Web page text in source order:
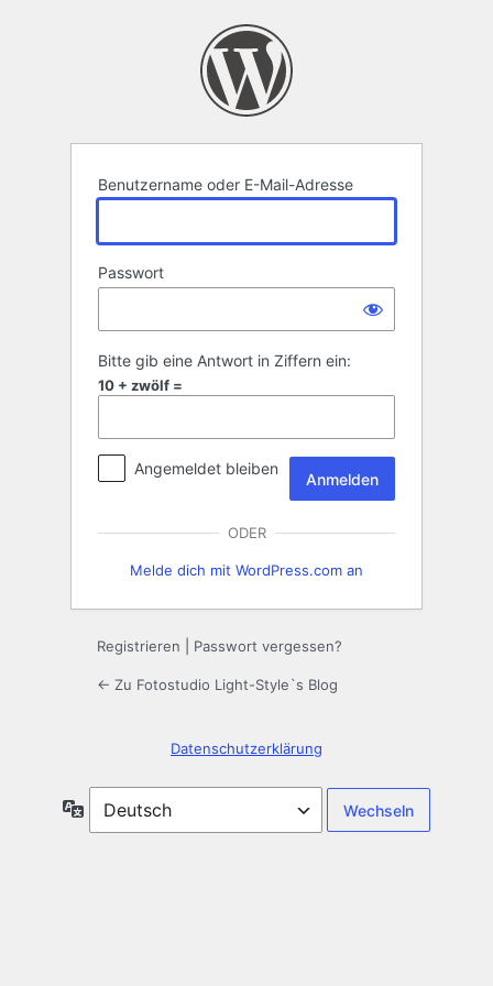
Benutzername oder E-Mail-Adresse
Passwort
Bitte gib eine Antwort in Ziffern ein:
10 + zwölf =
Angemeldet bleiben
ODER
Melde dich mit WordPress.com an
Registrieren Passwort vergessen?
← Zu Fotostudio Light-Style`s Blog
Datenschutzerklärung
Sprache